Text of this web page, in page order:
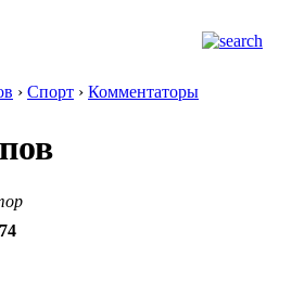
› Спорт › Комментаторы